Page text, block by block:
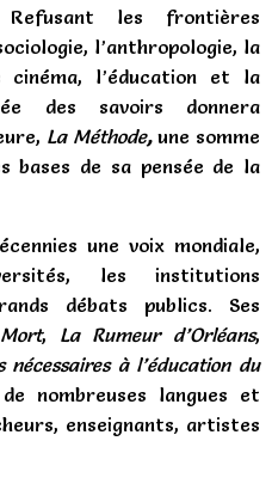
Refusant les frontières
l’anthropologie, la
cinéma, l’éducation et la
des savoirs donnera
La Méthode,une somme
bases de sa pensée de la
une voix mondiale,
les institutions
débats publics. Ses
, La Rumeur d’Orléans,
nécessaires à l’éducation du
nombreuses langues et
enseignants, artistes